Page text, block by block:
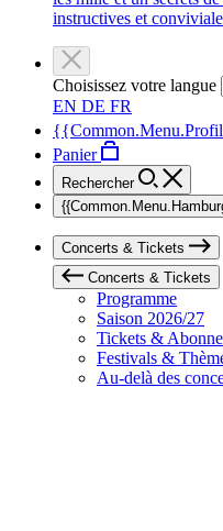
instructives et
Choisissez votre langue
EN DE FR
Panier
Rechercher
Concerts & Tickets
Concerts & Tickets
Programme
Saison 2026/27
Tickets &
Festivals &
Au-delà des